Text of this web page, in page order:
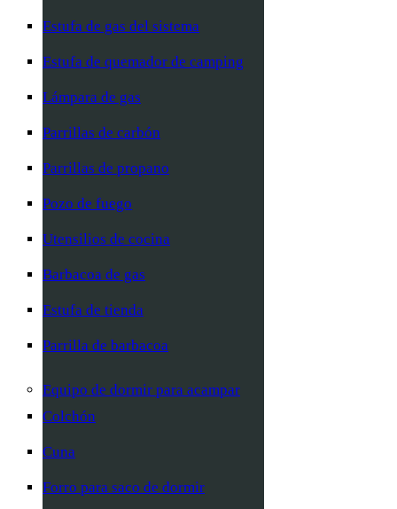
Estufa de gas del sistema
Estufa de quemador de camping
Lámpara de gas
Parrillas de carbón
Parrillas de propano
Pozo de fuego
Utensilios de cocina
Barbacoa de gas
Estufa de tienda
Parrilla de barbacoa
Equipo de dormir para acampar
Colchón
Cuna
Forro para saco de dormir